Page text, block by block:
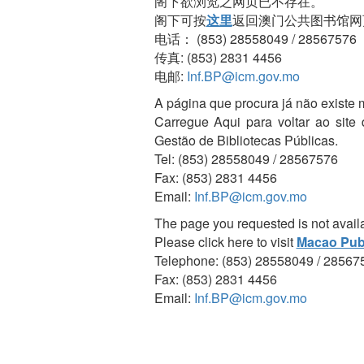
阁下可按这里返回澳门公共图书馆
电话： (853) 28558049 / 28567576
传真: (853) 2831 4456
电邮: Inf.BP@icm.gov.mo
A página que procura já não existe
Carregue Aqui para voltar ao
Gestão de Bibliotecas Públicas.
Tel: (853) 28558049 / 28567576
Fax: (853) 2831 4456
Email: Inf.BP@icm.gov.mo
The page you requested is not
Please click here to visit Macao
Telephone: (853) 28558049 /
Fax: (853) 2831 4456
Email: Inf.BP@icm.gov.mo